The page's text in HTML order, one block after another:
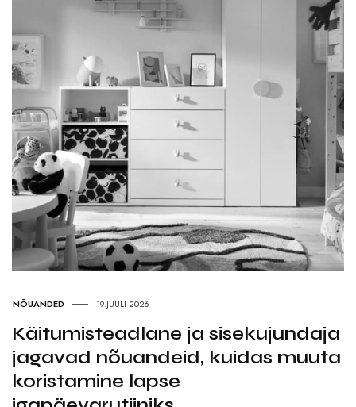
NÕUANDED 19.JUULI 2026
Käitumisteadlane ja sisekujundaja
jagavad nõuandeid, kuidas muuta
koristamine lapse